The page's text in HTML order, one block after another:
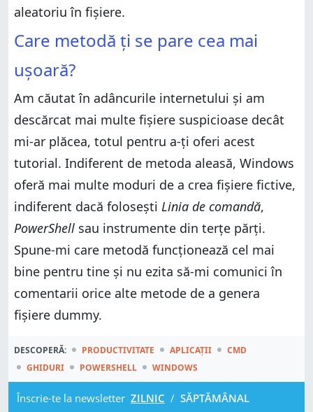
aleatoriu în fișiere.
Care metodă ți se pare cea mai
ușoară?
Am căutat în adâncurile internetului și am
descărcat mai multe fișiere suspicioase decât
mi-ar plăcea, totul pentru a-ți oferi acest
tutorial. Indiferent de metoda aleasă, Windows
oferă mai multe moduri de a crea fișiere fictive,
indiferent dacă folosești Linia de comandă,
PowerShell sau instrumente din terțe părți.
Spune-mi care metodă funcționează cel mai
bine pentru tine și nu ezita să-mi comunici în
comentarii orice alte metode de a genera
fișiere dummy.
DESCOPERĂ: PRODUCTIVITATE APLICAȚII
CMD
GHIDURI
POWERSHELL WINDOWS
Înscrie-te la newsletter ZILNIC / SĂPTĂMÂNAL